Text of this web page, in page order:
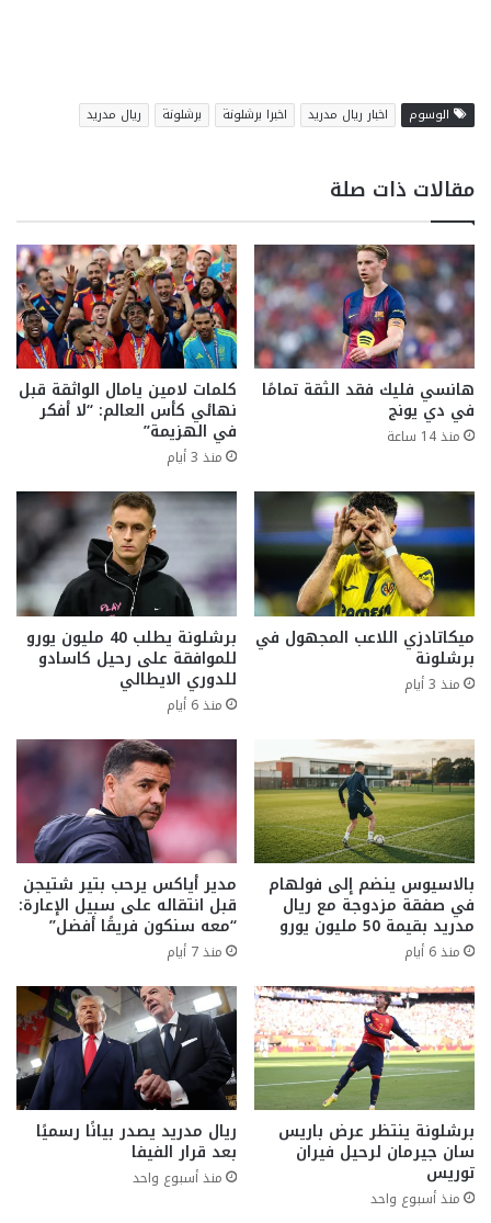
الوسوم اخبار ريال مدريد اخبرا برشلونة برشلونة ريال مدريد
مقالات ذات صلة
هانسي فليك فقد الثقة تمامًا
في دي يونج
منذ 14 ساعة
كلمات لامين يامال الواثقة قبل
نهائي كأس العالم: “لا أفكر
في الهزيمة”
منذ 3 أيام
ميكاتادزي اللاعب المجهول في
برشلونة
منذ 3 أيام
برشلونة يطلب 40 مليون يورو
للموافقة على رحيل كاسادو
للدوري الايطالي
منذ 6 أيام
بالاسيوس ينضم إلى فولهام
في صفقة مزدوجة مع ريال
مدريد بقيمة 50 مليون يورو
منذ 6 أيام
مدير أياكس يرحب بتير شتيجن
قبل انتقاله على سبيل الإعارة:
“معه سنكون فريقًا أفضل”
منذ 7 أيام
برشلونة ينتظر عرض باريس
سان جيرمان لرحيل فيران
توريس
منذ أسبوع واحد
ريال مدريد يصدر بيانًا رسميًا
بعد قرار الفيفا
منذ أسبوع واحد